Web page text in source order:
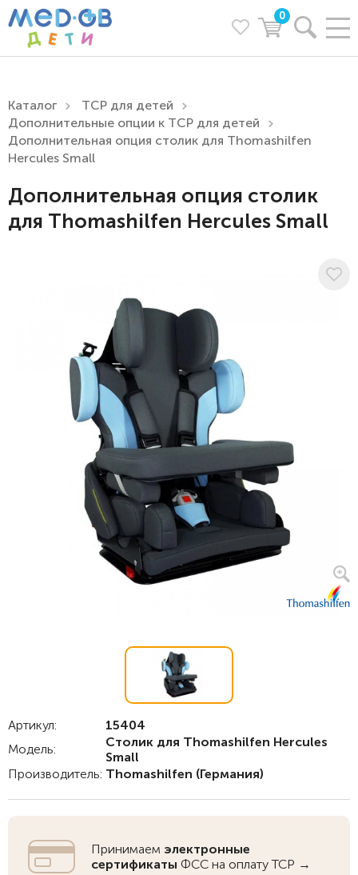
0
Каталог
ТСР для детей
Дополнительные опции к ТСР для детей
Дополнительная опция столик для Thomashilfen
Hercules Small
Дополнительная опция столик
для Thomashilfen Hercules Small
Артикул:
15404
Модель:
Столик для Thomashilfen Hercules
Small
Производитель: Thomashilfen (Германия)
Принимаем электронные
сертификаты ФСС на оплату ТСР →